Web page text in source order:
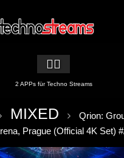
🏳️‍🌈
2 APPs für Techno Streams
MIXED
Qrion:
Prague (Official 4K Set)